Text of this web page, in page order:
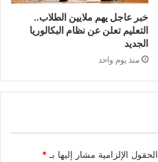
خبر عاجل يهم ملايين الطلاب..
التعليم تعلن عن نظام البكالوريا
الجديد
منذ يوم واحد
الحقول الإلزامية مشار إليها بـ *